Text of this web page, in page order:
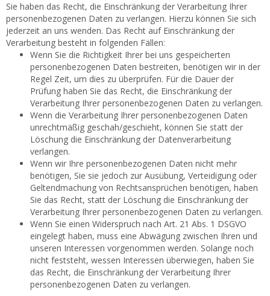
Sie haben das Recht, die Einschränkung der Verarbeitung Ihrer
personenbezogenen Daten zu verlangen. Hierzu können Sie sich
jederzeit an uns wenden. Das Recht auf Einschränkung der
Verarbeitung besteht in folgenden Fällen:
Wenn Sie die Richtigkeit Ihrer bei uns gespeicherten
personenbezogenen Daten bestreiten, benötigen wir in der
Regel Zeit, um dies zu überprüfen. Für die Dauer der
Prüfung haben Sie das Recht, die Einschränkung der
Verarbeitung Ihrer personenbezogenen Daten zu verlangen.
Wenn die Verarbeitung Ihrer personenbezogenen Daten
unrechtmäßig geschah/geschieht, können Sie statt der
Löschung die Einschränkung der Datenverarbeitung
verlangen.
Wenn wir Ihre personenbezogenen Daten nicht mehr
benötigen, Sie sie jedoch zur Ausübung, Verteidigung oder
Geltendmachung von Rechtsansprüchen benötigen, haben
Sie das Recht, statt der Löschung die Einschränkung der
Verarbeitung Ihrer personenbezogenen Daten zu verlangen.
Wenn Sie einen Widerspruch nach Art. 21 Abs. 1 DSGVO
eingelegt haben, muss eine Abwägung zwischen Ihren und
unseren Interessen vorgenommen werden. Solange noch
nicht feststeht, wessen Interessen überwiegen, haben Sie
das Recht, die Einschränkung der Verarbeitung Ihrer
personenbezogenen Daten zu verlangen.